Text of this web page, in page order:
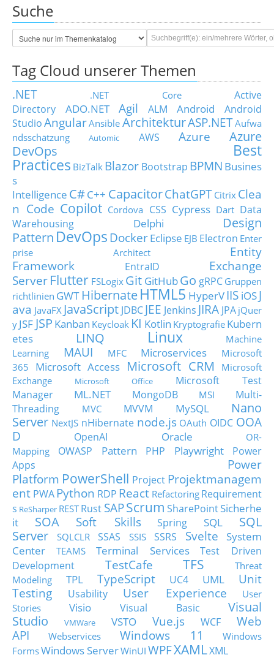
Suche
Tag Cloud unserer Themen
.NET .NET Core
Active
Directory
ADO.NET Agil ALM Android
Android
StudioAngularAnsible ArchitekturASP.NETAufwa
ndsschätzung
Automic AWS Azure
Azure
DevOps
Best
Practices BizTalk Blazor Bootstrap BPMN Busines
s
Intelligence C#C++ CapacitorChatGPT Citrix Clea
n Code Copilot Cordova CSS Cypress Dart Data
Warehousing
Delphi
Design
Pattern DevOps DockerEclipse EJB Electron Enter
prise Architect
Entity
Framework
EntraID
Exchange
Server Flutter FSLogix Git GitHubGo gRPC Gruppen
richtlinien GWT HibernateHTML5 HyperVIIS iOSJ
ava JavaFX JavaScript JDBC JEE Jenkins JIRA JPA jQuer
y JSF JSP Kanban Keycloak KI Kotlin Kryptografie Kubern
etes
LINQ Linux
Machine
Learning
MAUI MFC Microservices
Microsoft
365
Microsoft Access Microsoft CRM
Microsoft
Exchange
Microsoft Office
Microsoft Test
Manager
ML.NET MongoDB MSI
Multi-
Threading
MVC MVVM MySQL
Nano
Server NextJS nHibernate node.js OAuth OIDC OOA
D
OpenAI Oracle
OR-
Mapping
OWASP Pattern PHP Playwright
Power
Apps
Power
Platform PowerShell Project Projektmanagem
ent PWA Python RDP React Refactoring Requirement
s ReSharper RESTRust SAPScrum SharePointSicherhe
it
SOA Soft Skills Spring SQL
SQL
Server
SQLCLR SSAS SSIS SSRS Svelte
System
Center
TEAMS Terminal Services
Test Driven
Development
TestCafe TFS
Threat
Modeling
TPL TypeScript UC4 UML
Unit
Testing
Usability User Experience
User
Stories
Visio Visual Basic
Visual
Studio
VMWare VSTO Vue.js WCF
Web
API
Webservices Windows 11
Windows
FormsWindows ServerWinUI WPFXAMLXML